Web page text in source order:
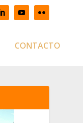
CONTACTO